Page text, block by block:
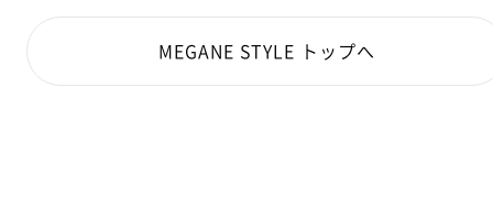
MEGANE STYLE トップへ